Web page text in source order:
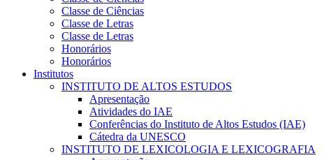
Classe de Ciências
Classe de Letras
Classe de Letras
Honorários
Honorários
Institutos
INSTITUTO DE ALTOS ESTUDOS
Apresentação
Atividades do IAE
Conferências do Instituto de Altos Estudos (IAE)
Cátedra da UNESCO
INSTITUTO DE LEXICOLOGIA E LEXICOGRAFIA